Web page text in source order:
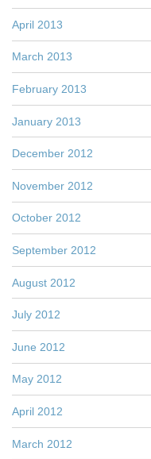
April 2013
March 2013
February 2013
January 2013
December 2012
November 2012
October 2012
September 2012
August 2012
July 2012
June 2012
May 2012
April 2012
March 2012